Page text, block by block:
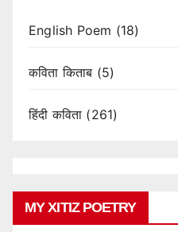
English Poem (18)
कविता किताब (5)
हिंदी कविता (261)
MY XITIZ POETRY